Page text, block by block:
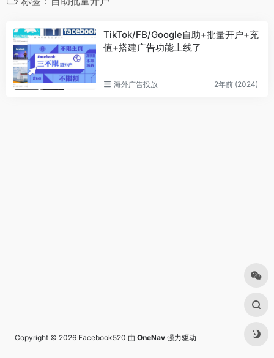
TikTok/FB/Google自助+批量开户+充
值+搭建广告功能上线了
海外广告投放 2年前 (2024)
Copyright © 2026 Facebook520 由 OneNav 强力驱动